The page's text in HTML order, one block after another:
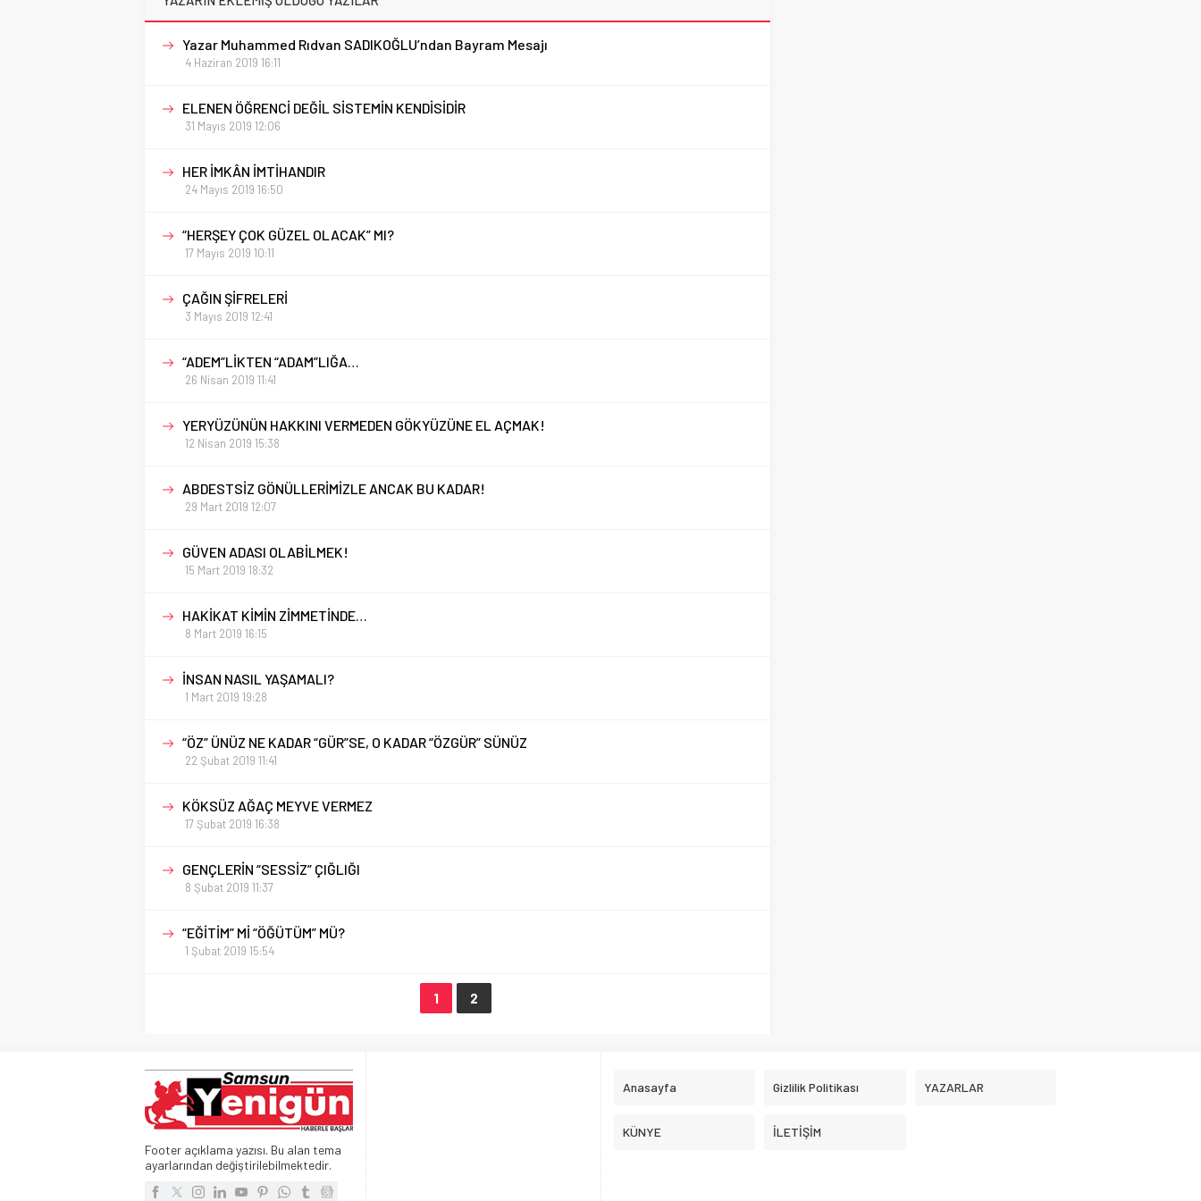
Yazar Muhammed Rıdvan SADIKOĞLU’ndan Bayram Mesajı
4 Haziran 2019 16:11
ELENEN ÖĞRENCİ DEĞİL SİSTEMİN KENDİSİDİR
31 Mayıs 2019 12:06
HER İMKÂN İMTİHANDIR
24 Mayıs 2019 16:50
“HERŞEY ÇOK GÜZEL OLACAK” MI?
17 Mayıs 2019 10:11
ÇAĞIN ŞİFRELERİ
3 Mayıs 2019 12:41
“ADEM”LİKTEN “ADAM”LIĞA…
26 Nisan 2019 11:41
YERYÜZÜNÜN HAKKINI VERMEDEN GÖKYÜZÜNE EL AÇMAK!
12 Nisan 2019 15:38
ABDESTSİZ GÖNÜLLERİMİZLE ANCAK BU KADAR!
29 Mart 2019 12:07
GÜVEN ADASI OLABİLMEK!
15 Mart 2019 18:32
HAKİKAT KİMİN ZİMMETİNDE…
8 Mart 2019 16:15
İNSAN NASIL YAŞAMALI?
1 Mart 2019 19:28
“ÖZ” ÜNÜZ NE KADAR “GÜR”SE, O KADAR “ÖZGÜR” SÜNÜZ
22 Şubat 2019 11:41
KÖKSÜZ AĞAÇ MEYVE VERMEZ
17 Şubat 2019 16:38
GENÇLERİN “SESSİZ” ÇIĞLIĞI
8 Şubat 2019 11:37
“EĞİTİM” Mİ “ÖĞÜTÜM” MÜ?
1 Şubat 2019 15:54
1 2
Footer açıklama yazısı. Bu alan tema
ayarlarından değiştirilebilmektedir.
Anasayfa Gizlilik Politikası YAZARLAR
KÜNYE İLETİŞİM